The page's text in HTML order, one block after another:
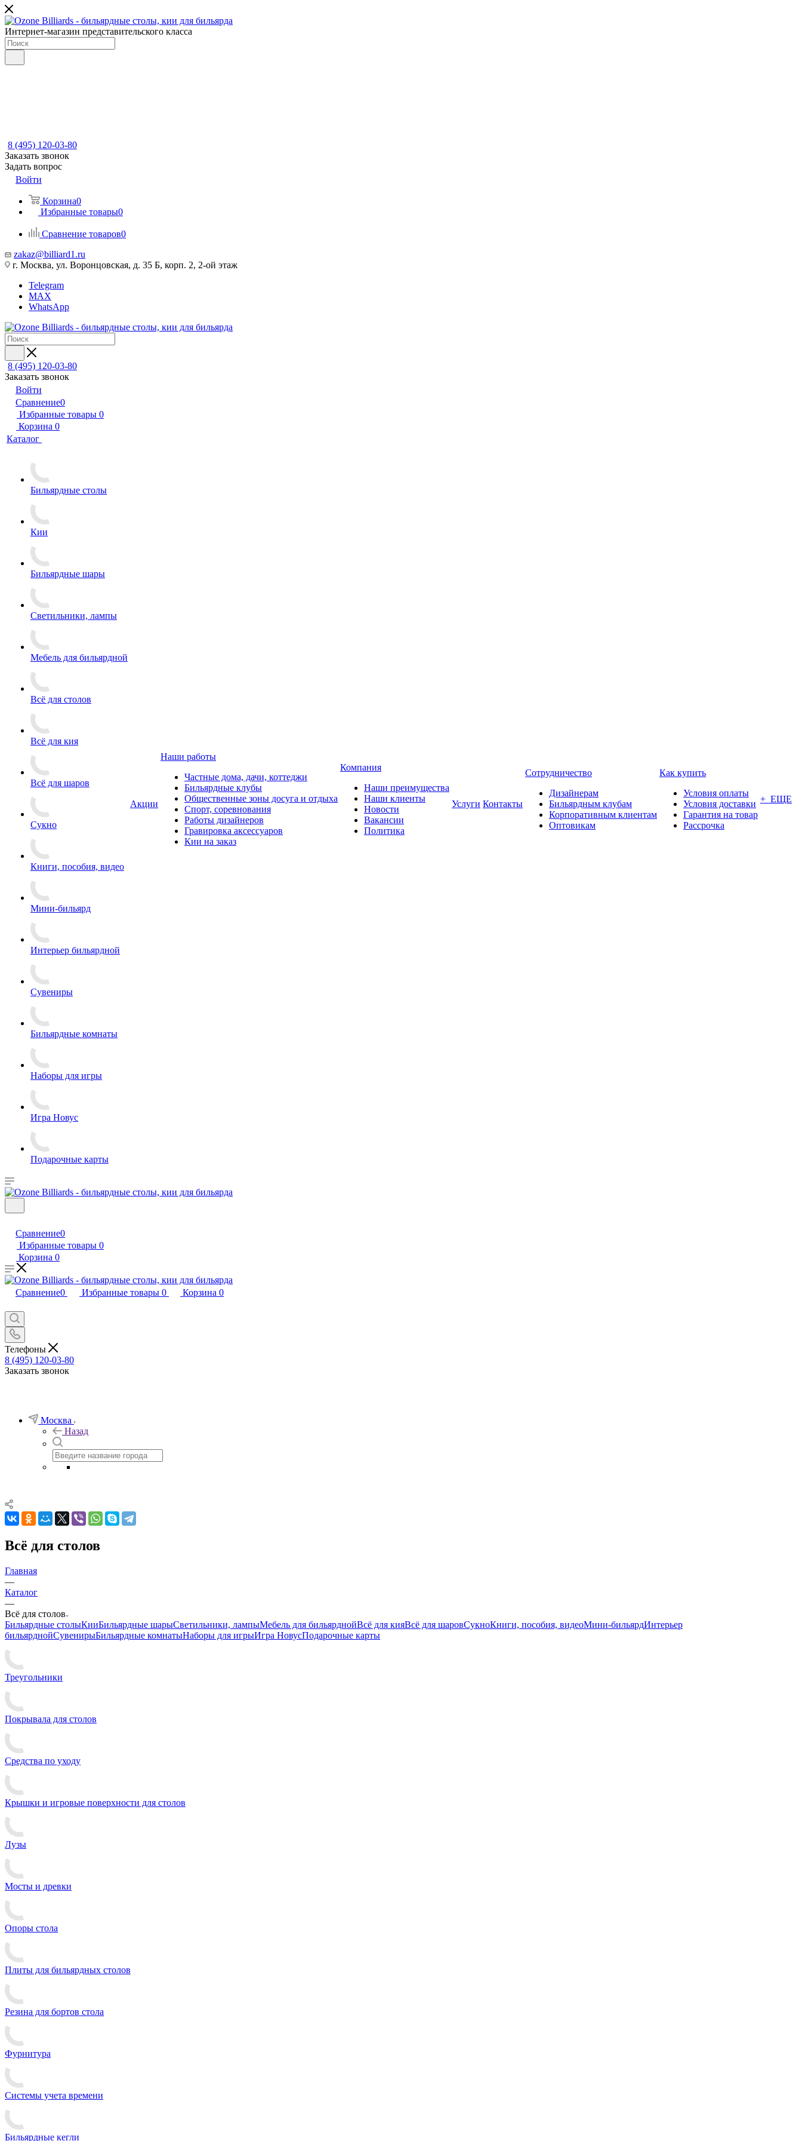
Интернет-магазин представительского класса
8 (495) 120-03-80
Заказать звонок
Задать вопрос
Войти
Корзина0
Избранные товары0
Сравнение товаров0
zakaz@billiard1.ru
г. Москва, ул. Воронцовская, д. 35 Б, корп. 2, 2-ой этаж
Telegram
MAX
WhatsApp
8 (495) 120-03-80
Заказать звонок
Войти
Сравнение0
Избранные товары 0
Корзина 0
Каталог
Бильярдные столы
Кии
Бильярдные шары
Светильники, лампы
Мебель для бильярдной
Всё для столов
Всё для кия
Всё для шаров
Сукно
Книги, пособия, видео
Мини-бильярд
Интерьер бильярдной
Сувениры
Бильярдные комнаты
Наборы для игры
Игра Новус
Подарочные карты
Акции
Наши работы
Частные дома, дачи, коттеджи
Бильярдные клубы
Общественные зоны досуга и отдыха
Спорт, соревнования
Работы дизайнеров
Гравировка аксессуаров
Кии на заказ
Компания
Наши преимущества
Наши клиенты
Новости
Вакансии
Политика
Услуги Контакты
Сотрудничество
Дизайнерам
Бильярдным клубам
Корпоративным клиентам
Оптовикам
Как купить
Условия оплаты
Условия доставки
Гарантия на товар
Рассрочка
+ ЕЩЕ
Сравнение0
Избранные товары 0
Корзина 0
Сравнение0 Избранные товары 0 Корзина 0
Телефоны
8 (495) 120-03-80
Заказать звонок
Москва
Назад
Всё для столов
Главная
—
Каталог
—
Всё для столов
Бильярдные столыКииБильярдные шарыСветильники, лампыМебель для бильярднойВсё для кияВсё для шаровСукноКниги, пособия, видеоМини-бильярдИнтерьер
бильярднойСувенирыБильярдные комнатыНаборы для игрыИгра НовусПодарочные карты
Треугольники
Покрывала для столов
Средства по уходу
Крышки и игровые поверхности для столов
Лузы
Мосты и древки
Опоры стола
Плиты для бильярдных столов
Резина для бортов стола
Фурнитура
Системы учета времени
Бильярдные кегли